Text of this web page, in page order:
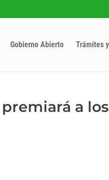
Gobierno Abierto Trámites
a